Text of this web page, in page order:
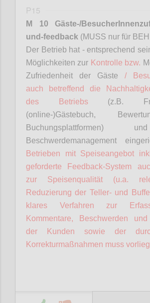
P15
M 10 Gäste-/
und-feedback (MUSS nur für
Der Betrieb hat - entsprechend
Möglichkeiten zur Kontrolle bzw.
Zufriedenheit der Gäste /
auch betreffend die
des Betriebs(z.B.
(online-)Gästebuch,
Buchungsplattformen)
Beschwerdemanagement
Betrieben mit Speiseangebot
geforderte Feedback-System
zur Speisenqualität (u.a.
Reduzierung der Teller- und
klares Verfahren zur
Kommentare, Beschwerden
der Kunden sowie der
Korrekturmaßnahmen muss